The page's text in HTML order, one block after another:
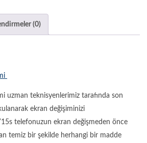
(0)
uzman teknisyenlerimiz tarafında son
ekran değişiminizi
telefonuzun ekran değişmeden önce
temiz bir şekilde herhangi bir madde